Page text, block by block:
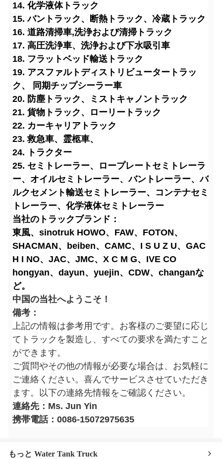
14. 化学液体トラック
15. バントラック、断熱トラック、冷蔵トラック
16. 道路清掃車,洗浄および清掃トラック
17. 高圧洗浄車、洗浄および下水吸引車
18. フラットベッド輸送トラック
19. アスファルトディストリビュータートラッ
ク、 同期チップシーラー車
20. 防塵トラック、ミストキャノントラック
21. 貨物トラック、ローリートラック
22. カーキャリアトラック
23. 救急車、霊柩車、
24. トラクター
25. セミトレーラー、ロープレートセミトレーラ
ー、オイルセミトレーラー、バントレーラー、バ
ルクセメント輸送セミトレーラー、コンテナセミ
トレーラー、化学液体セミトレーラー
当社のトラックブランド：
東風、sinotruk HOWO、FAW、FOTON、
SHACMAN、beiben、CAMC、I S U Z U、GAC
H I NO、JAC、JMC、X C M G、IVE CO
hongyan、dayun、yuejin、CDW、changanな
ど。
中国の当社へようこそ！
備考：
上記の情報は参考用です。お客様のご要望に応じ
てトラックを製造し、すべての要求を満たすこと
ができます。
ご質問やその他の情報が必要な場合は、お気軽に
ご連絡ください。喜んでサービスさせていただき
ます。以下の連絡先情報をご確認ください。
連絡先：Ms. Jun Yin
携帯電話：0086-15072975635
もっと Water Tank Truck